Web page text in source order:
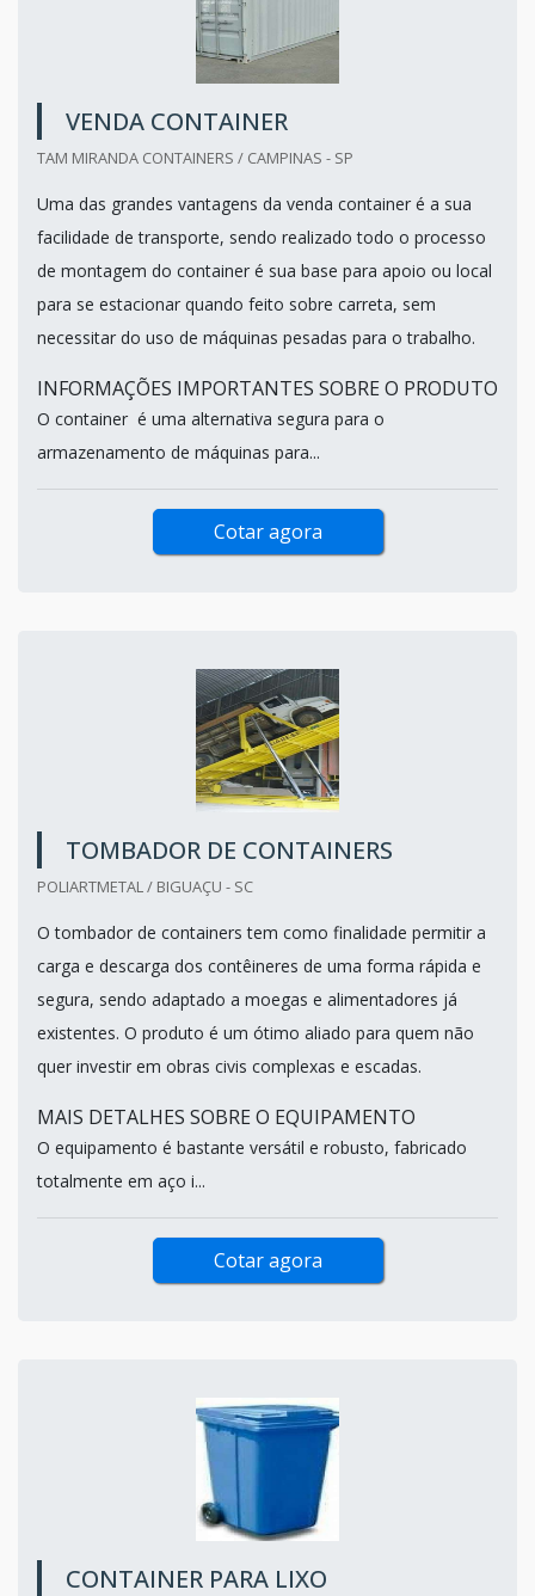
VENDA CONTAINER
TAM MIRANDA CONTAINERS / CAMPINAS - SP
Uma das grandes vantagens da venda container é a sua
facilidade de transporte, sendo realizado todo o processo
de montagem do container é sua base para apoio ou local
para se estacionar quando feito sobre carreta, sem
necessitar do uso de máquinas pesadas para o trabalho.
INFORMAÇÕES IMPORTANTES SOBRE O PRODUTO
O container é uma alternativa segura para o
armazenamento de máquinas para...
Cotar agora
TOMBADOR DE CONTAINERS
POLIARTMETAL / BIGUAÇU - SC
O tombador de containers tem como finalidade permitir a
carga e descarga dos contêineres de uma forma rápida e
segura, sendo adaptado a moegas e alimentadores já
existentes. O produto é um ótimo aliado para quem não
quer investir em obras civis complexas e escadas.
MAIS DETALHES SOBRE O EQUIPAMENTO
O equipamento é bastante versátil e robusto, fabricado
totalmente em aço i...
Cotar agora
CONTAINER PARA LIXO